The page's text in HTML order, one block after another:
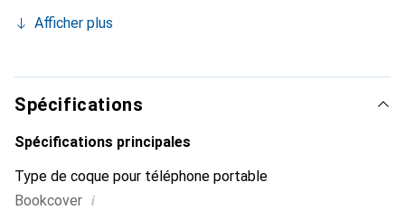
et indispensable pour votre smartphone. Reconnaître à
marque Noreve est un choix sûr pour une clientèle
exigeante.
Afficher plus
Spécifications
Spécifications principales
Type de coque pour téléphone portable
Bookcover i